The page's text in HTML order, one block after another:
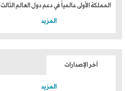
المملكة الأولى عالمياً في دعم دول العالم الثالث
المزيد
آخر الإصدارات
المزيد